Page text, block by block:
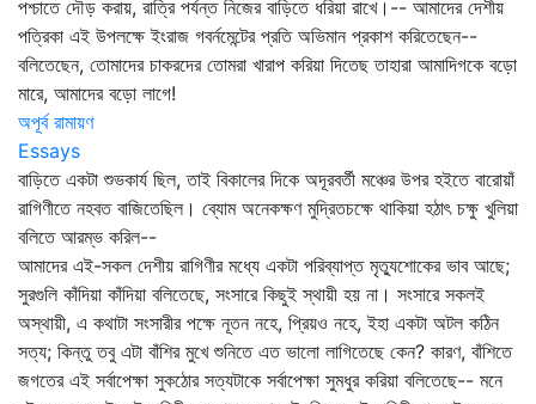
পশ্চাতে দৌড় করায়, রাত্রি পর্যন্ত নিজের বাড়িতে ধরিয়া রাখে।-- আমাদের দেশীয়
পত্রিকা এই উপলক্ষে ইংরাজ গবর্নমেন্টের প্রতি অভিমান প্রকাশ করিতেছেন--
বলিতেছেন, তোমাদের চাকরদের তোমরা খারাপ করিয়া দিতেছ তাহারা আমাদিগকে বড়ো
মারে, আমাদের বড়ো লাগে!
অপূর্ব রামায়ণ
Essays
বাড়িতে একটা শুভকার্য ছিল, তাই বিকালের দিকে অদূরবর্তী মঞ্চের উপর হইতে বারোয়াঁ
রাগিণীতে নহবত বাজিতেছিল। ব্যোম অনেকক্ষণ মুদ্রিতচক্ষে থাকিয়া হঠাৎ চক্ষু খুলিয়া
বলিতে আরম্ভ করিল--
আমাদের এই-সকল দেশীয় রাগিণীর মধ্যে একটা পরিব্যাপ্ত মৃত্যুশোকের ভাব আছে;
সুরগুলি কাঁদিয়া কাঁদিয়া বলিতেছে, সংসারে কিছুই স্থায়ী হয় না। সংসারে সকলই
অস্থায়ী, এ কথাটা সংসারীর পক্ষে নূতন নহে, প্রিয়ও নহে, ইহা একটা অটল কঠিন
সত্য; কিন্তু তবু এটা বাঁশির মুখে শুনিতে এত ভালো লাগিতেছে কেন? কারণ, বাঁশিতে
জগতের এই সর্বাপেক্ষা সুকঠোর সত্যটাকে সর্বাপেক্ষা সুমধুর করিয়া বলিতেছে-- মনে